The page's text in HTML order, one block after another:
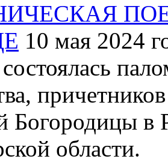
10 мая 2024
Богородицы в
области.